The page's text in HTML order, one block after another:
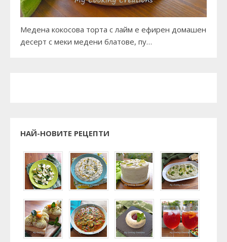
Медена кокосова торта с лайм е ефирен домашен
десерт с меки медени блатове, пу…
НАЙ-НОВИТЕ РЕЦЕПТИ